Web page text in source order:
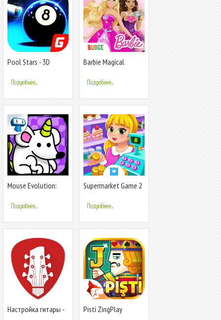
Pool Stars - 3D
Game
Подробнее...
Barbie Magical
Подробнее...
Mouse Evolution:
Подробнее...
Supermarket Game 2
Подробнее...
Настройка гитары -
Pisti ZingPlay